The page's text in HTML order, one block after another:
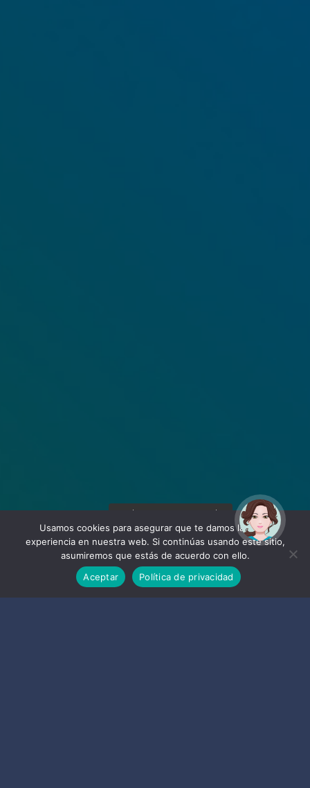
Usamos cookies para asegurar que te damos la mejor
experiencia en nuestra web. Si continúas usando este sitio,
asumiremos que estás de acuerdo con ello.
Aceptar
Política de privacidad
¡Hola! Soy Noy. ¿Puedo
ayudarte?